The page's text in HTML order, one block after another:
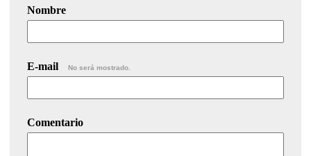
Nombre
E-mail No será mostrado.
Comentario